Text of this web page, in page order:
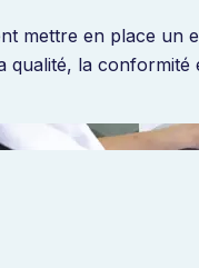
mettre en place un
qualité, la conformité